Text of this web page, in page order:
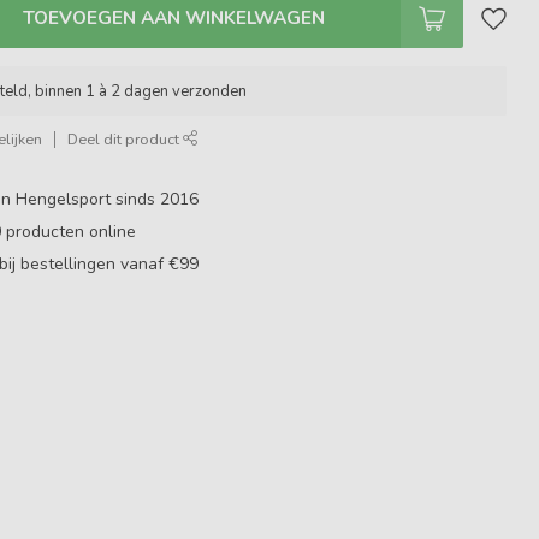
TOEVOEGEN AAN WINKELWAGEN
binnen 1 à 2 dagen verzonden
Deel dit product
Hengelsport sinds 2016
producten online
bestellingen vanaf €99